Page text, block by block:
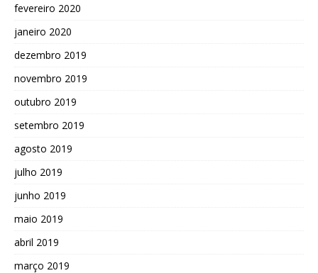
fevereiro 2020
janeiro 2020
dezembro 2019
novembro 2019
outubro 2019
setembro 2019
agosto 2019
julho 2019
junho 2019
maio 2019
abril 2019
março 2019